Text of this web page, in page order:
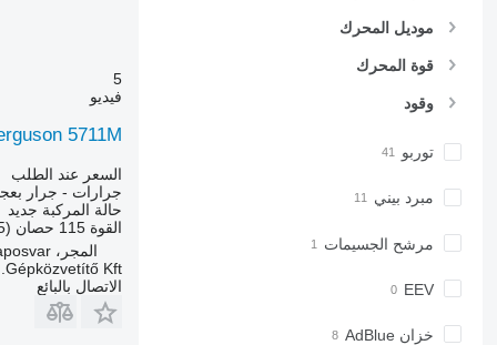
6830
6900
6920
6930
7215 R
7250
7280 R
موديل المحرك
قوة المحرك
وقود
توربو
مبرد بيني
مرشح الجسيمات
EEV
خزان AdBlue
5
فيديو
5711M
السعر عند الطلب
جرارات - جرار
حالة المركبة جديد
القوة 115 حصان (85 kW)
المجر، Kaposvar
Gépközvetítő Kft.
الاتصال بالبائع